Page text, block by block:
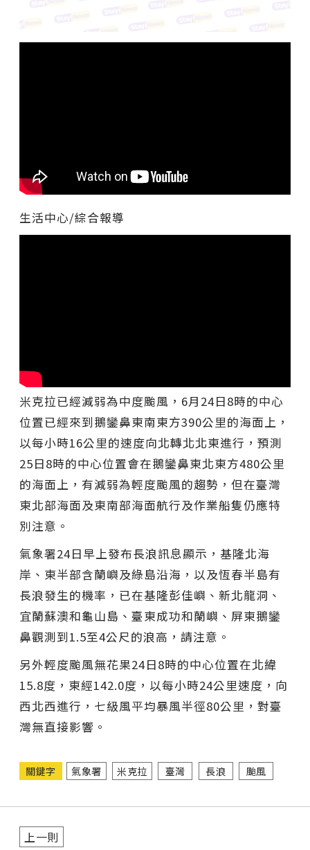
生活中心/綜合報導
米克拉已經減弱為中度颱風，6月24日8時的中心
位置已經來到鵝鑾鼻東南東方390公里的海面上，
以每小時16公里的速度向北轉北北東進行，預測
25日8時的中心位置會在鵝鑾鼻東北東方480公里
的海面上，有減弱為輕度颱風的趨勢，但在臺灣
東北部海面及東南部海面航行及作業船隻仍應特
別注意。
氣象署24日早上發布長浪訊息顯示，基隆北海
岸、東半部含蘭嶼及綠島沿海，以及恆春半島有
長浪發生的機率，已在基隆彭佳嶼、新北龍洞、
宜蘭蘇澳和龜山島、臺東成功和蘭嶼、屏東鵝鑾
鼻觀測到1.5至4公尺的浪高，請注意。
另外輕度颱風無花果24日8時的中心位置在北緯
15.8度，東經142.0度，以每小時24公里速度，向
西北西進行，七級風平均暴風半徑80公里，對臺
灣無直接影響。
關鍵字 氣象署 米克拉 臺灣 長浪 颱風
上一則